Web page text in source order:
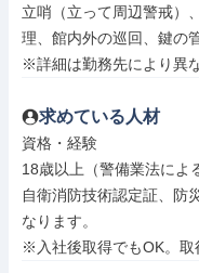
立哨（立って周辺警戒）
理、館内外の巡回、鍵の
※詳細は勤務先により異
求めている人材
資格・経験
18歳以上（警備業法によ
自衛消防技術認定証、防
なります。
※入社後取得でもOK。取